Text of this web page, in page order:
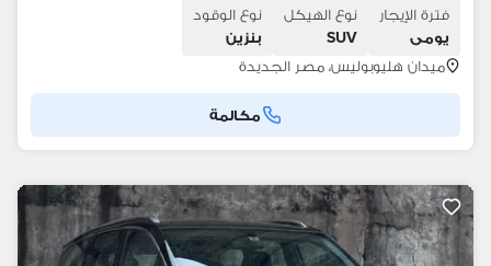
فترة الإيجار
يومى
نوع الهيكل
SUV
نوع الوقود
بنزين
ميدان هليوبوليس، مصر الجديدة
مكالمة